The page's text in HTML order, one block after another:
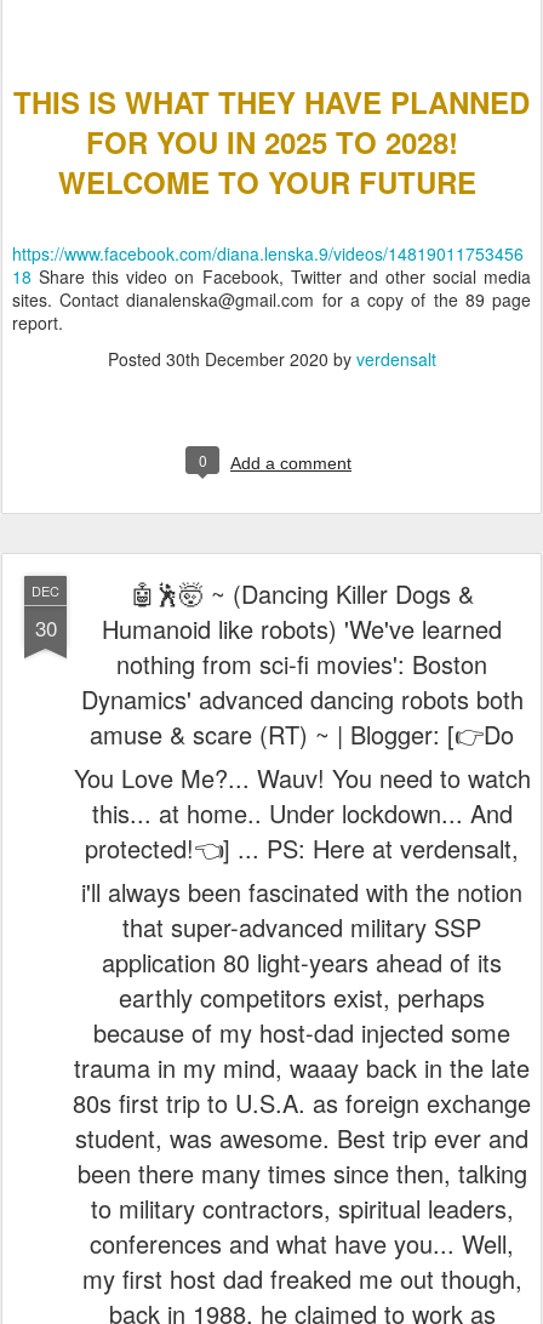
THIS IS WHAT THEY HAVE PLANNED
FOR YOU IN 2025 TO 2028!
WELCOME TO YOUR FUTURE
https://www.facebook.com/diana.lenska.9/videos/14819011753456
18 Share this video on Facebook, Twitter and other social media
sites. Contact dianalenska@gmail.com for a copy of the 89 page
report.
Posted 30th December 2020 by verdensalt
0 Add a comment
DEC
30
🤖🕺🤯 ~ (Dancing Killer Dogs &
Humanoid like robots) 'We've learned
nothing from sci-fi movies': Boston
Dynamics' advanced dancing robots both
amuse & scare (RT) ~ | Blogger: [👉Do
You Love Me?... Wauv! You need to watch
this... at home.. Under lockdown... And
protected!👈] ... PS: Here at verdensalt,
i'll always been fascinated with the notion
that super-advanced military SSP
application 80 light-years ahead of its
earthly competitors exist, perhaps
because of my host-dad injected some
trauma in my mind, waaay back in the late
80s first trip to U.S.A. as foreign exchange
student, was awesome. Best trip ever and
been there many times since then, talking
to military contractors, spiritual leaders,
conferences and what have you... Well,
my first host dad freaked me out though,
back in 1988, he claimed to work as